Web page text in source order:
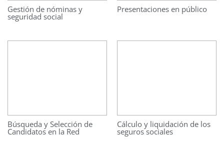
Gestión de nóminas y
seguridad social
Presentaciones en público
Búsqueda y Selección de
Candidatos en la Red
Cálculo y liquidación de los
seguros sociales